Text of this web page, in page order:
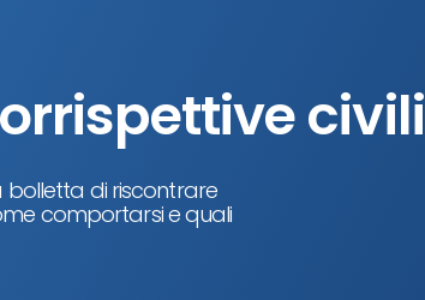
civili
bolletta di riscontrare
comportarsi e quali